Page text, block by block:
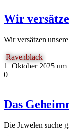
Wir
Wir versätzen
Ravenblack
1. Oktober 2025 um
0
Das
Die Juwelen suche